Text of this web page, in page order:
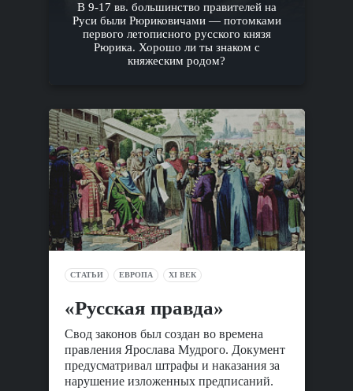
В 9-17 вв. большинство правителей на
Руси были Рюриковичами — потомками
первого летописного русского князя
Рюрика. Хорошо ли ты знаком с
княжеским родом?
СТАТЬИ ЕВРОПА XI ВЕК
«Русская правда»
Свод законов был создан во времена
правления Ярослава Мудрого. Документ
предусматривал штрафы и наказания за
нарушение изложенных предписаний.